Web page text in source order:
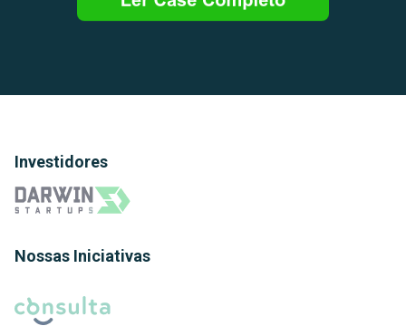
Investidores
Nossas Iniciativas